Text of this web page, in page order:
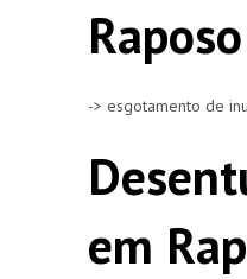
-> esgotamento de
em